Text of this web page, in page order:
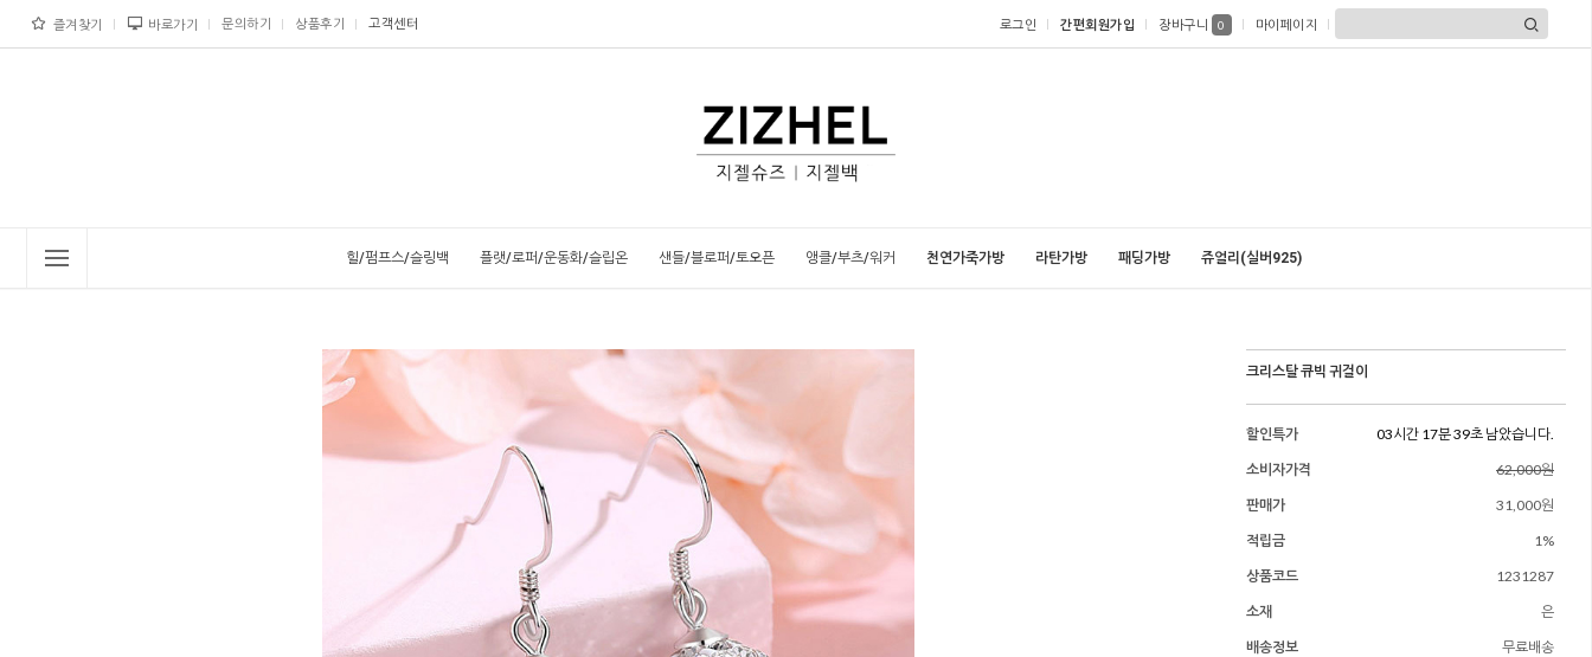
즐겨찾기 바로가기 문의하기 상품후기 고객센터 로그인 간편회원가입 장바구니 0 마이페이지
힐/펌프스/슬링백 플랫/로퍼/운동화/슬립온 샌들/블로퍼/토오픈 앵클/부츠/워커 천연가죽가방 라탄가방 패딩가방 쥬얼리(실버925)
크리스탈 큐빅 귀걸이
할인특가
03시간 17분 37초 남았습니다.
소비자가격
62,000원
판매가
31,000원
적립금
1%
상품코드
1231287
소재
은
배송정보
무료배송